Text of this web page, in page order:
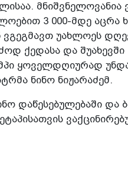
მნიშვნელოვანია
3 000-მდე აცრა
ვგეგმავთ უახლოეს
ქედასა და შუახევში
ყოველდღიურად
ნინო ნიჟარაძემ.
დაწესებულებაში და